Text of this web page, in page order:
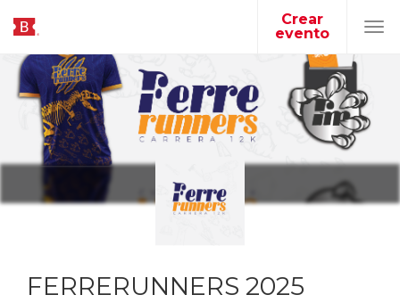
Crear
evento
FERRERUNNERS 2025